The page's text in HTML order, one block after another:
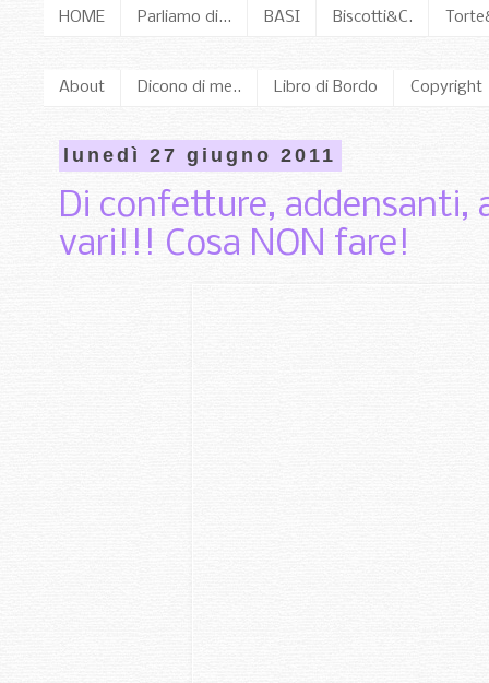
HOME Parliamo di... BASI Biscotti&C.
About Dicono di me.. Libro di Bordo Copyright
lunedì 27 giugno 2011
Di confetture, addensanti,
vari!!! Cosa NON fare!